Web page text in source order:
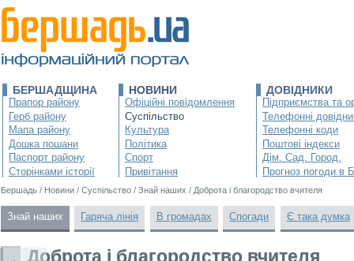
БЕРШАДЩИНА
Прапор району
Герб району
Мапа району
Дошка пошани
Паспорт району
Сторінками історії
НОВИНИ
Офіційні повідомлення
Суспільство
Культура
Політика
Спорт
Привітання
ДОВІДНИКИ
Підприємства та
Телефонні
Телефонні коди
Поштові індекси
Дім. Сад. Город.
Прогноз погоди в
Бершадь / Новини / Суспільство / Знай наших / Доброта і благородство вчителя
Знай наших Гаряча лінія В громадах Спогади Є така думка
Доброта і благородство вчителя